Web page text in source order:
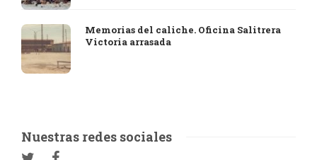
Memorias del caliche. Oficina Salitrera
Victoria arrasada
Nuestras redes sociales